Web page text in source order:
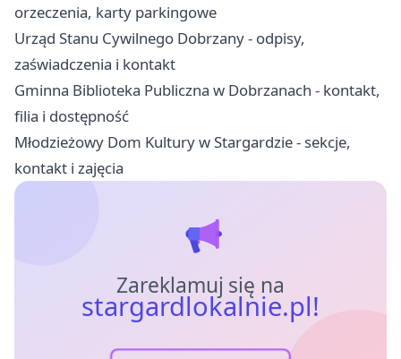
orzeczenia, karty parkingowe
Urząd Stanu Cywilnego Dobrzany - odpisy,
zaświadczenia i kontakt
Gminna Biblioteka Publiczna w Dobrzanach - kontakt,
filia i dostępność
Młodzieżowy Dom Kultury w Stargardzie - sekcje,
kontakt i zajęcia
Zareklamuj się na
stargardlokalnie.pl!